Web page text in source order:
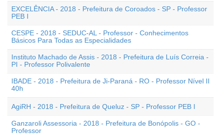
EXCELÊNCIA - 2018 - Prefeitura de Coroados - SP - Professor
PEB I
CESPE - 2018 - SEDUC-AL - Professor - Conhecimentos
Básicos Para Todas as Especialidades
Instituto Machado de Assis - 2018 - Prefeitura de Luís Correia -
PI - Professor Polivalente
IBADE - 2018 - Prefeitura de Ji-Paraná - RO - Professor Nível II
40h
AgiRH - 2018 - Prefeitura de Queluz - SP - Professor PEB I
Ganzaroli Assessoria - 2018 - Prefeitura de Bonópolis - GO -
Professor